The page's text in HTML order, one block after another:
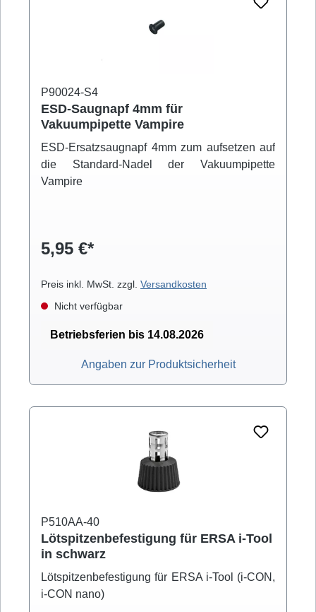
P90024-S4
ESD-Saugnapf 4mm für
Vakuumpipette Vampire
ESD-Ersatzsaugnapf 4mm zum aufsetzen auf
die Standard-Nadel der Vakuumpipette
Vampire
5,95 €*
Preis inkl. MwSt. zzgl. Versandkosten
Nicht verfügbar
Betriebsferien bis 14.08.2026
Angaben zur Produktsicherheit
P510AA-40
Lötspitzenbefestigung für ERSA i-Tool
in schwarz
Lötspitzenbefestigung für ERSA i-Tool (i-CON,
i-CON nano)